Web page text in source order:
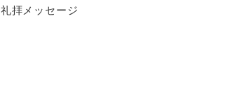
カテゴリー
礼拝メッセージ